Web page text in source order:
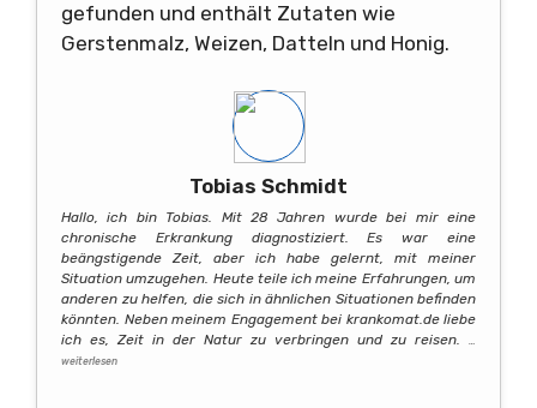
gefunden und enthält Zutaten wie
Gerstenmalz, Weizen, Datteln und Honig.
Tobias Schmidt
Hallo, ich bin Tobias. Mit 28 Jahren wurde bei mir eine
chronische Erkrankung diagnostiziert. Es war eine
beängstigende Zeit, aber ich habe gelernt, mit meiner
Situation umzugehen. Heute teile ich meine Erfahrungen, um
anderen zu helfen, die sich in ähnlichen Situationen befinden
könnten. Neben meinem Engagement bei krankomat.de liebe
ich es, Zeit in der Natur zu verbringen und zu reisen.
weiterlesen